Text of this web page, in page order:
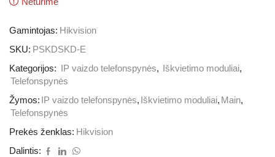
Gamintojas: Hikvision
SKU: PSKDSKD-E
Kategorijos:
IP vaizdo telefonspynės, Iškvietimo moduliai,
Telefonspynės
Žymos: IP vaizdo telefonspynės, Iškvietimo moduliai, Main,
Telefonspynės
Prekės ženklas: Hikvision
Dalintis: